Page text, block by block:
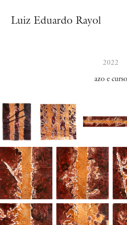
Luiz Eduardo Rayol
2022
azo e curso